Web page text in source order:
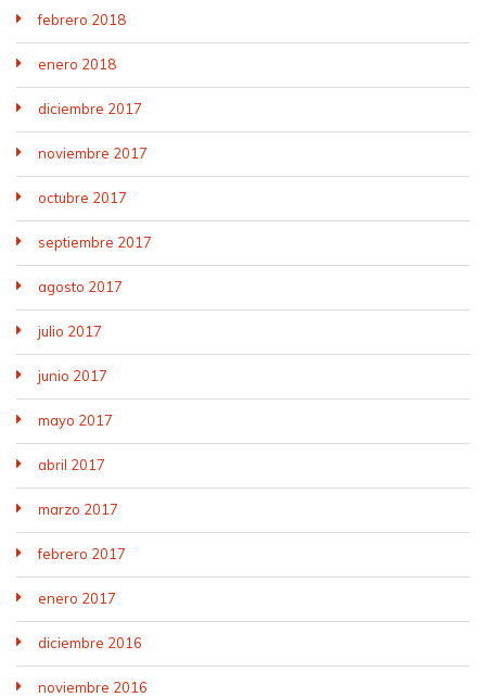
febrero 2018
enero 2018
diciembre 2017
noviembre 2017
octubre 2017
septiembre 2017
agosto 2017
julio 2017
junio 2017
mayo 2017
abril 2017
marzo 2017
febrero 2017
enero 2017
diciembre 2016
noviembre 2016